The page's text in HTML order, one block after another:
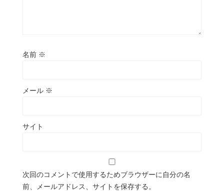
名前 ※
メール ※
サイト
次回のコメントで使用するためブラウザーに自分の名
前、メールアドレス、サイトを保存する。